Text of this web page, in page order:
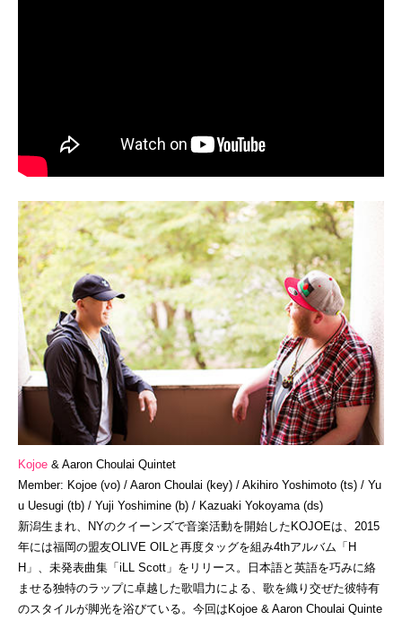
Kojoe & Aaron Choulai Quintet
Member: Kojoe (vo) / Aaron Choulai (key) / Akihiro Yoshimoto (ts) / Yu
u Uesugi (tb) / Yuji Yoshimine (b) / Kazuaki Yokoyama (ds)
新潟生まれ、NYのクイーンズで音楽活動を開始したKOJOEは、2015
年には福岡の盟友OLIVE OILと再度タッグを組み4thアルバム「H
H」、未発表曲集「iLL Scott 」をリリース。日本語と英語を巧みに絡
ませる独特のラップに卓越した歌唱力による、歌を織り交ぜた彼特有
のスタイルが脚光を浴びている。今回はKojoe & Aaron Choulai Quinte